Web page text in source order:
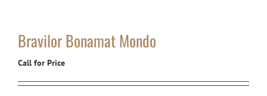
Bravilor Bonamat Mondo
Call for Price